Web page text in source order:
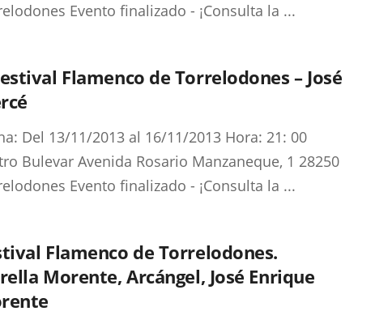
Evento finalizado - ¡Consulta la ...
Flamenco de Torrelodones – José
Del 13/11/2013 al 16/11/2013 Hora: 21: 00
Bulevar Avenida Rosario Manzaneque, 1 28250
Evento finalizado - ¡Consulta la ...
Flamenco de Torrelodones.
Morente, Arcángel, José Enrique